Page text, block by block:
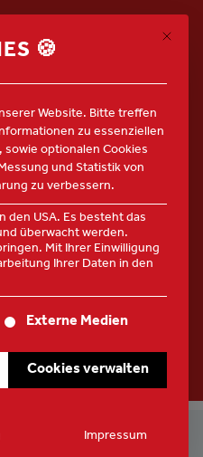
Mit
🍪
Website. Bitte treffen
zu essenziellen
optionalen Cookies
und Statistik von
zu verbessern.
den USA. Es besteht das
überwacht werden.
Mit Ihrer Einwilligung
Ihrer Daten in den
Einwilligung erteilt
Externe Medien
Cookies verwalten
Impressum